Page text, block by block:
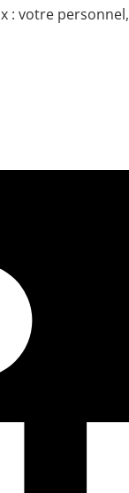
: votre